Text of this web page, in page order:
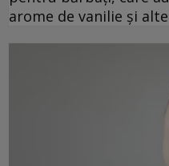
arome de vanilie și